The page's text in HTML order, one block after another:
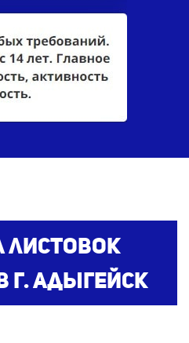
листовок
г. Адыгейск